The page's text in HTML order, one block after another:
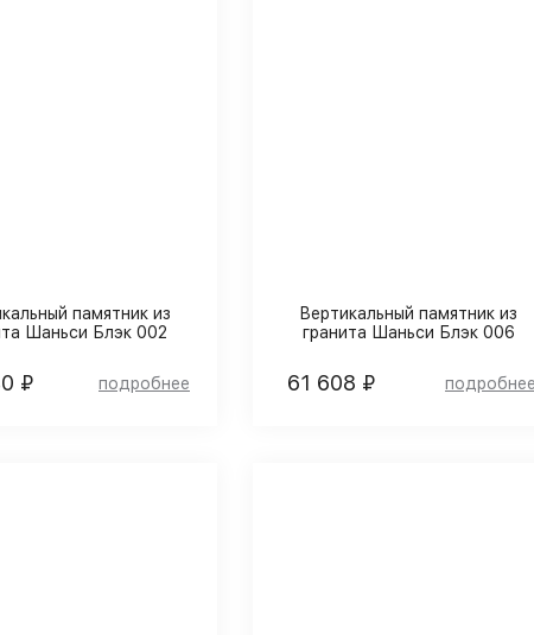
памятник из
Шаньси Блэк 002
₽
Вертикальный памятник из
гранита Шаньси Блэк 006
61 608 ₽